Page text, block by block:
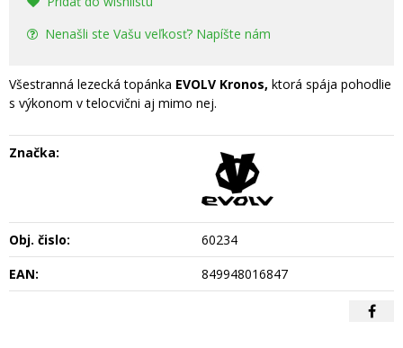
Nenašli ste Vašu veľkosť? Napíšte nám
Všestranná lezecká topánka EVOLV Kronos, ktorá spája pohodlie
s výkonom v telocvični aj mimo nej.
Značka:
Obj. čislo:
60234
EAN:
849948016847